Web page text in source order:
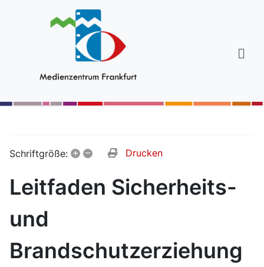
Schriftgröße: + – Drucken
Leitfaden Sicherheits-
und
Brandschutzerziehung